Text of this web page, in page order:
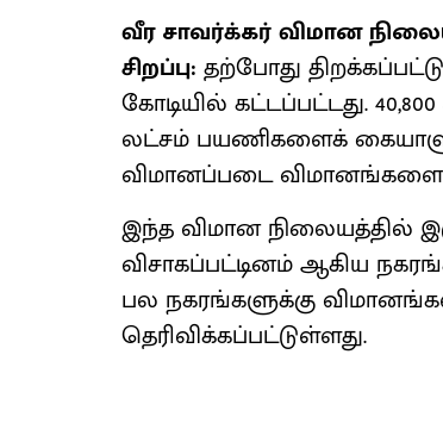
வீர சாவர்க்கர் விமான
சிறப்பு: தற்போது
கோடியில் கட்டப்பட்டது.
லட்சம் பயணிகளைக்
விமானப்படை விமானங்களை
இந்த விமான நிலையத்தில்
விசாகப்பட்டினம் ஆகிய
பல நகரங்களுக்கு
தெரிவிக்கப்பட்டுள்ளது.